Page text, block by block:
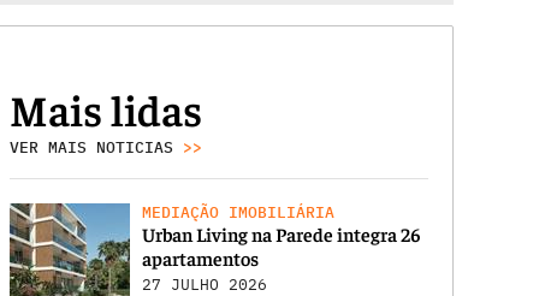
Mais lidas
VER MAIS NOTICIAS >>
MEDIAÇÃO IMOBILIÁRIA
Urban Living na Parede integra 26
apartamentos
27 JULHO 2026